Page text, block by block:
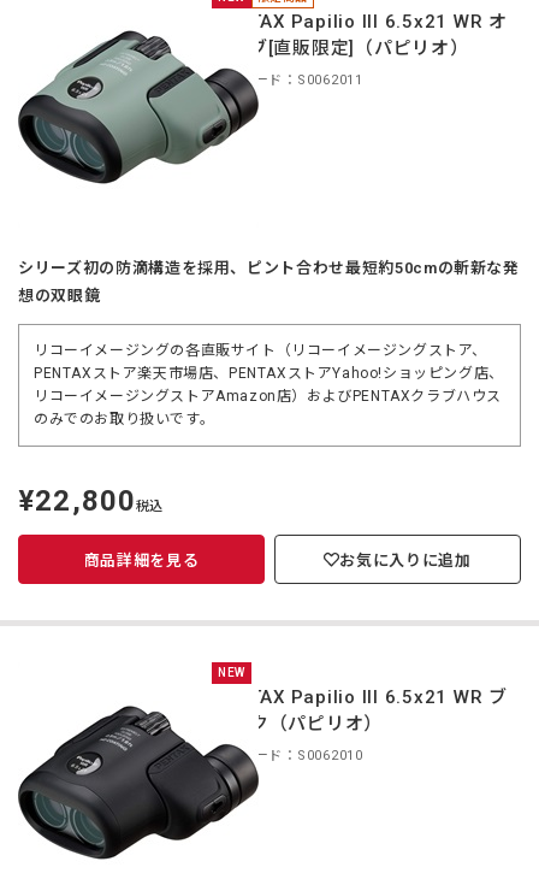
PENTAX Papilio III 6.5x21 WR オ
リーブ[直販限定]（パピリオ）
商品コード：S0062011
シリーズ初の防滴構造を採用、ピント合わせ最短約50cmの斬新な発
想の双眼鏡
リコーイメージングの各直販サイト（リコーイメージングストア、
PENTAXストア楽天市場店、PENTAXストアYahoo!ショッピング店、
リコーイメージングストアAmazon店）およびPENTAXクラブハウス
のみでのお取り扱いです。
定
価
¥22,800税込
商品詳細を見る お気に入りに追加
NEW
PENTAX Papilio III 6.5x21 WR ブ
ラック（パピリオ）
商品コード：S0062010